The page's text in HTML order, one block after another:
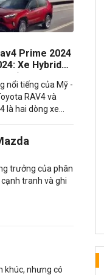
Prime 2024
Xe Hybrid
nổi tiếng của Mỹ -
RAV4 và
là hai dòng xe
trưởng của phân
tranh và ghi
khúc, nhưng có